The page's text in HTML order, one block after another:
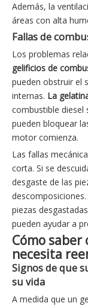
Además, la
áreas con alta
Fallas de
Los problemas
gelificios de
pueden obstruir el
internas. La
combustible diesel
pueden bloquear
motor comienza.
Las fallas
corta. Si se
desgaste de las
piezas
pueden ayudar a
Cómo
necesita
Signos de que
su vida
A medida que un